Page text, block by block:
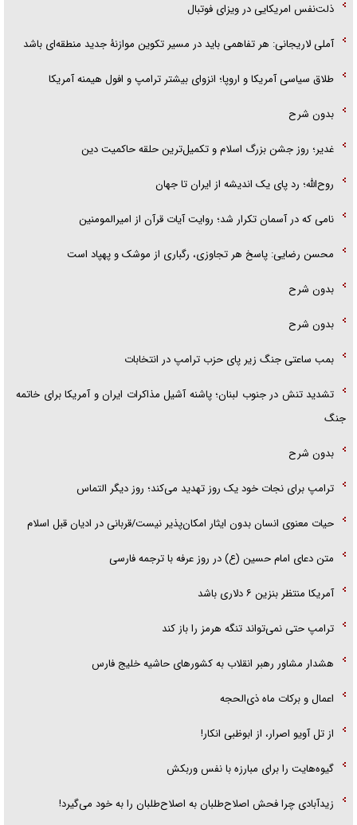
ذلت‌نفس امریکایی در ویزای فوتبال
آملی لاریجانی: هر تفاهمی باید در مسیر تکوین موازنۀ جدید منطقه‌ای باشد
طلاق سیاسی آمریکا و اروپا؛ انزوای بیشتر ترامپ و افول هیمنه آمریکا
بدون شرح
غدیر؛ روز جشن بزرگ اسلام و تکمیل‌ترین حلقه حاکمیت دین
روح‌الله؛ رد پای یک اندیشه از ایران تا جهان
نامی که در آسمان تکرار شد؛ روایت آیات قرآن از امیرالمومنین
محسن رضایی: پاسخ هر تجاوزی، رگباری از موشک و پهپاد است
بدون شرح
بدون شرح
بمب ساعتی جنگ زیر پای حزب ترام‍پ در انتخابات
تشدید تنش در جنوب لبنان؛ پاشنه آشیل مذاکرات ایران و آمریکا برای خاتمه
جنگ
بدون شرح
ترامپ برای نجات خود یک روز تهدید می‌کند؛ روز دیگر التماس
حیات معنوی انسان بدون ایثار امکان‌پذیر نیست/قربانی در ادیان قبل اسلام
متن دعای امام حسین (ع) در روز عرفه با ترجمه فارسی
آمریکا منتظر بنزین ۶ دلاری باشد
ترامپ حتی نمی‌تواند تنگه هرمز را باز کند
هشدار مشاور رهبر انقلاب به کشور‌های حاشیه خلیج فارس
اعمال و برکات ماه ذی‌الحجه
از تل آویو اصرار، از ابوظبی انکار!
گیوه‌هایت را برای مبارزه با نفس وربکش
زیدآبادی چرا فحش اصلاح‌طلبان به اصلاح‌طلبان را به خود می‌گیرد!